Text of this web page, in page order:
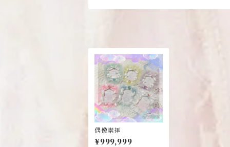
偶像崇拝
¥999,999